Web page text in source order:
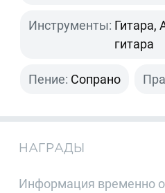
Инструменты: Гитара,
гитара
Пение: Сопрано
НАГРАДЫ
Информация временно